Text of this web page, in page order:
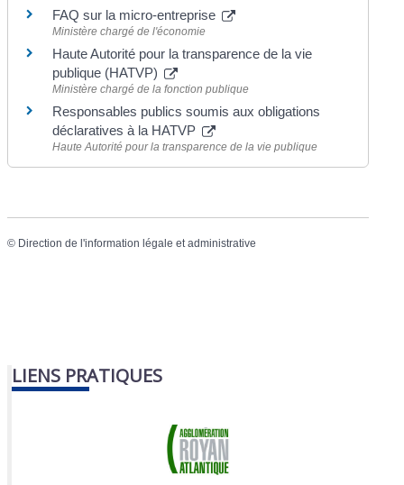
FAQ sur la micro-entreprise
Ministère chargé de l'économie
Haute Autorité pour la transparence de la vie
publique (HATVP)
Ministère chargé de la fonction publique
Responsables publics soumis aux obligations
déclaratives à la HATVP
Haute Autorité pour la transparence de la vie publique
© Direction de l'information légale et administrative
LIENS PRATIQUES